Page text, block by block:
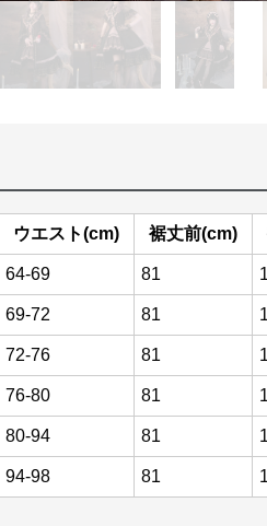
ウエスト(cm) 裾丈前(cm)
64-69 81
69-72 81
72-76 81
76-80 81
80-94 81
94-98 81